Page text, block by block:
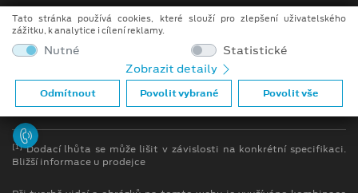
Copyright ©2026 Auto JIPE s.r.o.
Obchodní podmínky
Ochrana osobních údajů
Prohlášení o zpracování údajů konečných zákazníků
[1]Dodací lhůta se může lišit v závislosti na konkrétní specifikaci.
Bližší informace u prodejce
Tato stránka používá cookies, které slouží pro zlepšení uživatelského
zážitku, k analytice i cílení reklamy.
Nutné
Statistické
Zobrazit detaily
Odmítnout Povolit vybrané Povolit vše